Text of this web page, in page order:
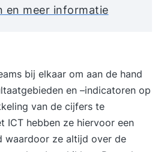
en meer informatie
bij elkaar om aan de hand
en –indicatoren op
van de cijfers te
ICT hebben ze hiervoor een
waardoor ze altijd over de